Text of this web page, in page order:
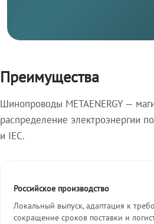
Преимущества
Шинопроводы METAENERGY —
распределение электроэнергии
и IEC.
Российское производство
Локальный выпуск, адаптация к
сокращение сроков поставки и